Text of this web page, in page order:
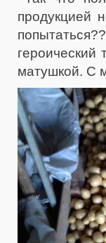
продукцией
героический
матушкой. С